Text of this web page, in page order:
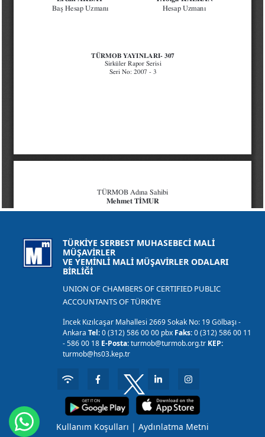
TÜRKİYE SERBEST MUHASEBECİ MALİ
MÜŞAVİRLER
VE YEMİNLİ MALİ MÜŞAVİRLER ODALARI
BİRLİĞİ
UNION OF CHAMBERS OF CERTIFIED PUBLIC
ACCOUNTANTS OF TÜRKİYE
İncek Kızılcaşar Mahallesi 2669 Sokak No: 19 Gölbaşı -
AnkaraTel:0 (312) 586 00 00 pbx Faks:0 (312) 586 00 11
- 586 00 18 E-Posta:turmob@turmob.org.tr KEP:
turmob@hs03.kep.tr
Kullanım Koşulları | Aydınlatma Metni